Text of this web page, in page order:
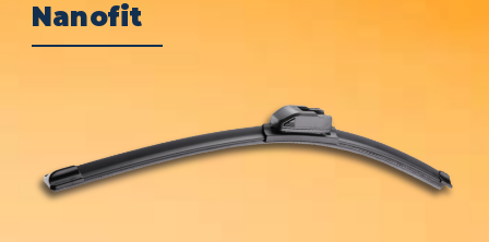
Nanofit